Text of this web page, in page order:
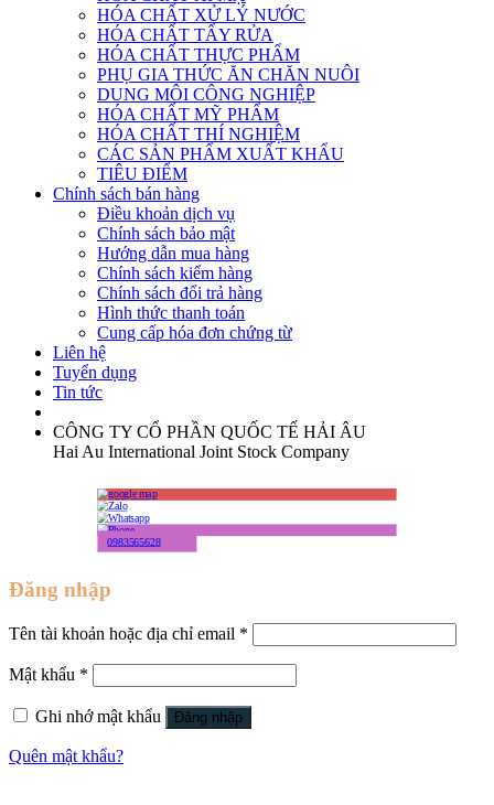
HÓA CHẤT XỬ LÝ NƯỚC
HÓA CHẤT TẨY RỬA
HÓA CHẤT THỰC PHẨM
PHỤ GIA THỨC ĂN CHĂN NUÔI
DUNG MÔI CÔNG NGHIỆP
HÓA CHẤT MỸ PHẨM
HÓA CHẤT THÍ NGHIỆM
CÁC SẢN PHẨM XUẤT KHẨU
TIÊU ĐIỂM
Chính sách bán hàng
Điều khoản dịch vụ
Chính sách bảo mật
Hướng dẫn mua hàng
Chính sách kiểm hàng
Chính sách đổi trả hàng
Hình thức thanh toán
Cung cấp hóa đơn chứng từ
Liên hệ
Tuyển dụng
Tin tức
CÔNG TY CỔ PHẦN QUỐC TẾ HẢI ÂU
Hai Au International Joint Stock Company
0983565628
Đăng nhập
Tên tài khoản hoặc địa chỉ email *
Mật khẩu *
Ghi nhớ mật khẩu Đăng nhập
Quên mật khẩu?